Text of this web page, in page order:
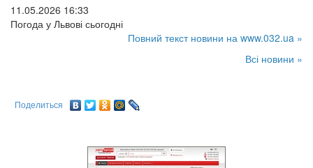
11.05.2026 16:33
Погода у Львові сьогодні
Повний текст новини на www.032.ua »
Всі новини »
Поделиться